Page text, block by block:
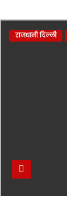
राजधानी दिल्ली